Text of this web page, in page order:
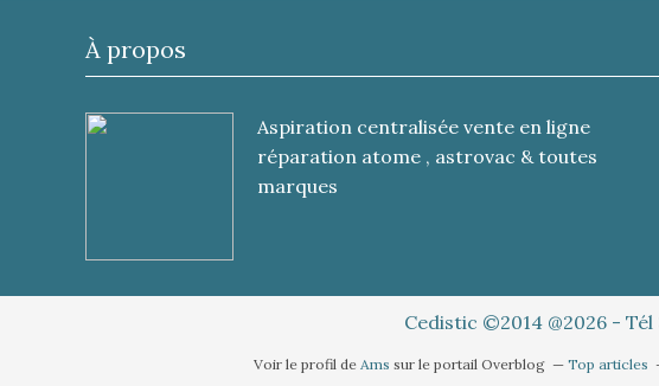
À propos
Aspiration centralisée vente en ligne
réparation atome , astrovac & toutes
marques
Cedistic ©2014 @2026 -
Voir le profil de Ams sur le portail Overblog Top articles